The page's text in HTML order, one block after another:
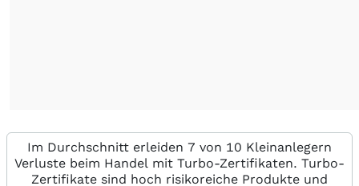
Im Durchschnitt erleiden 7 von 10 Kleinanlegern
Verluste beim Handel mit Turbo-Zertifikaten. Turbo-
Zertifikate sind hoch risikoreiche Produkte und